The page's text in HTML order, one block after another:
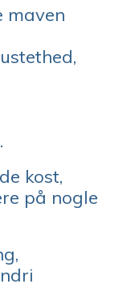
maven
kost,
på nogle